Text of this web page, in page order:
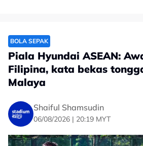
BOLA SEPAK
Piala Hyundai ASEAN:
Filipina, kata bekas
Malaya
Shaiful Shamsudin
06/08/2026 | 20:19 MYT